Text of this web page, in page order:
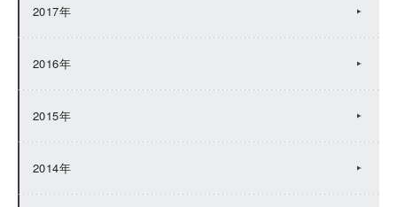
2017年
2016年
2015年
2014年